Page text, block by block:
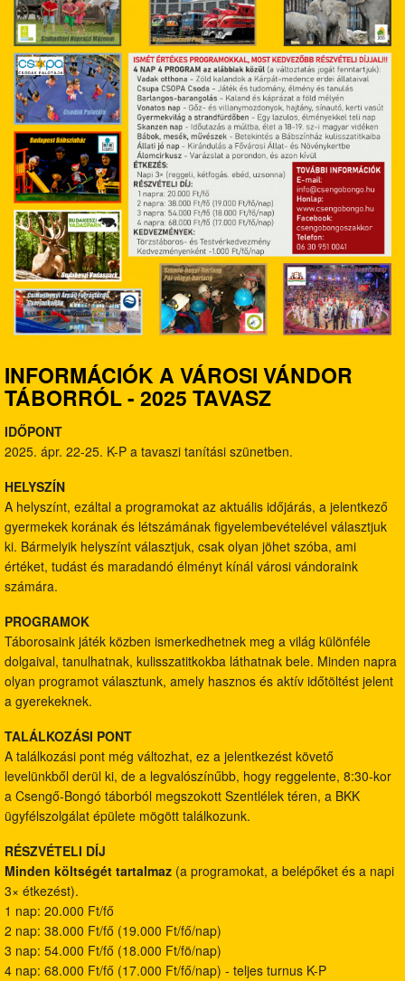
INFORMÁCIÓK A VÁROSI VÁNDOR
TÁBORRÓL - 2025 TAVASZ
IDŐPONT
2025. ápr. 22-25. K-P a tavaszi tanítási szünetben.
HELYSZÍN
A helyszínt, ezáltal a programokat az aktuális időjárás, a jelentkező
gyermekek korának és létszámának figyelembevételével választjuk
ki. Bármelyik helyszínt választjuk, csak olyan jöhet szóba, ami
értéket, tudást és maradandó élményt kínál városi vándoraink
számára.
PROGRAMOK
Táborosaink játék közben ismerkedhetnek meg a világ különféle
dolgaival, tanulhatnak, kulisszatitkokba láthatnak bele. Minden napra
olyan programot választunk, amely hasznos és aktív időtöltést jelent
a gyerekeknek.
TALÁLKOZÁSI PONT
A találkozási pont még változhat, ez a jelentkezést követő
levelünkből derül ki, de a legvalószínűbb, hogy reggelente, 8:30-kor
a Csengő-Bongó táborból megszokott Szentlélek téren, a BKK
ügyfélszolgálat épülete mögött találkozunk.
RÉSZVÉTELI DÍJ
Minden költségét tartalmaz (a programokat, a belépőket és a napi
3× étkezést).
1 nap: 20.000 Ft/fő
2 nap: 38.000 Ft/fő (19.000 Ft/fő/nap)
3 nap: 54.000 Ft/fő (18.000 Ft/fö/nap)
4 nap: 68.000 Ft/fő (17.000 Ft/fő/nap) - teljes turnus K-P